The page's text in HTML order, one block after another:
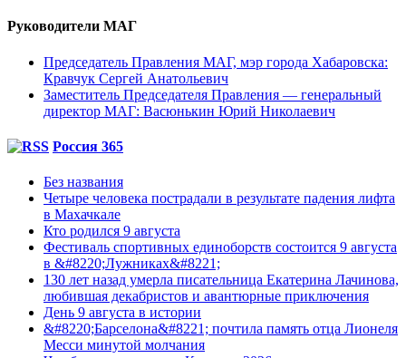
Руководители МАГ
Председатель Правления МАГ, мэр города Хабаровска:
Кравчук Сергей Анатольевич
Заместитель Председателя Правления — генеральный
директор МАГ: Васюнькин Юрий Николаевич
Россия 365
Без названия
Четыре человека пострадали в результате падения лифта
в Махачкале
Кто родился 9 августа
Фестиваль спортивных единоборств состоится 9 августа
в &#8220;Лужниках&#8221;
130 лет назад умерла писательница Екатерина Лачинова,
любившая декабристов и авантюрные приключения
День 9 августа в истории
&#8220;Барселона&#8221; почтила память отца Лионеля
Месси минутой молчания